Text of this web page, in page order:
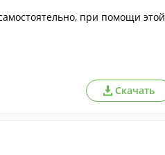
при помощи этой
Скачать